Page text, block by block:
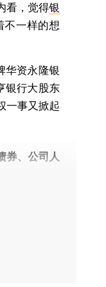
看，觉得银
不一样的想
资永隆银
银行大股东
一事又掀起
券、公司人